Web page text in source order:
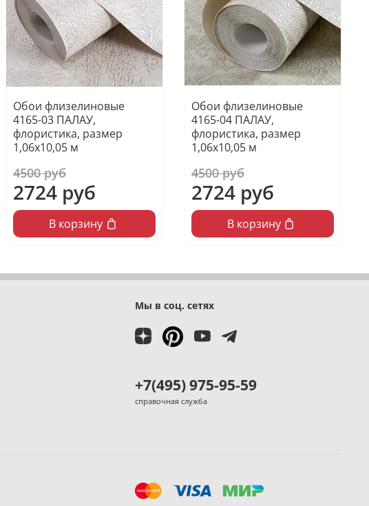
Обои флизелиновые
4165-03 ПАЛАУ,
флористика, размер
1,06х10,05 м
4500 руб
2724 руб
В корзину
Обои флизелиновые
4165-04 ПАЛАУ,
флористика, размер
1,06х10,05 м
4500 руб
2724 руб
В корзину
Мы в соц. сетях
+7(495) 975-95-59
справочная служба